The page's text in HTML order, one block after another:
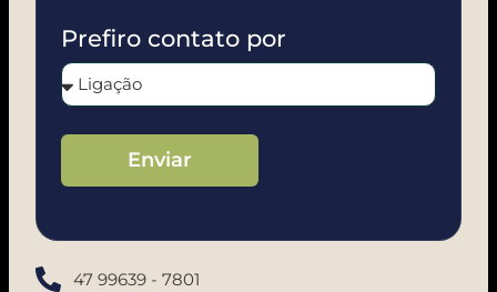
Prefiro contato por
Enviar
47 99639 - 7801